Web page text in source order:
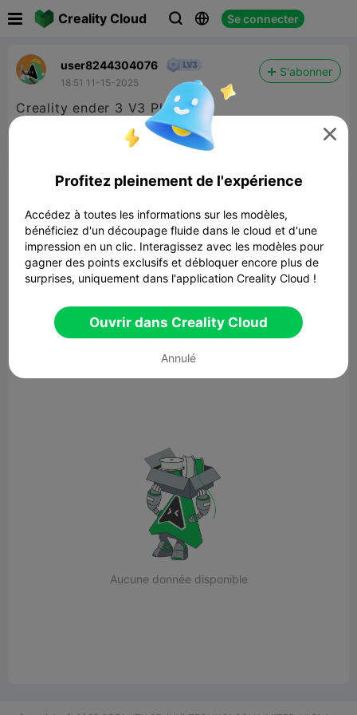
Creality Cloud   Se connecter
user8244304076
18:51 11-15-2025
S'abonner
Creality ender 3 V3 Plus

Commentaires
Aucune donnée disponible

Profitez pleinement de l'expérience
Accédez à toutes les informations sur les modèles,
bénéficiez d'un découpage fluide dans le cloud et d'une
impression en un clic. Interagissez avec les modèles pour
gagner des points exclusifs et débloquer encore plus de
surprises, uniquement dans l'application Creality Cloud !
Ouvrir dans Creality Cloud
Annulé